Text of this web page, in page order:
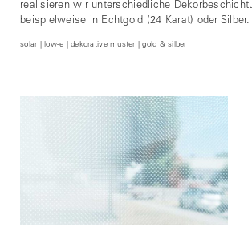
realisieren wir unterschiedliche
beispielweise in Echtgold (24 Karat) oder Silber.
solar | low-e | dekorative muster | gold & silber